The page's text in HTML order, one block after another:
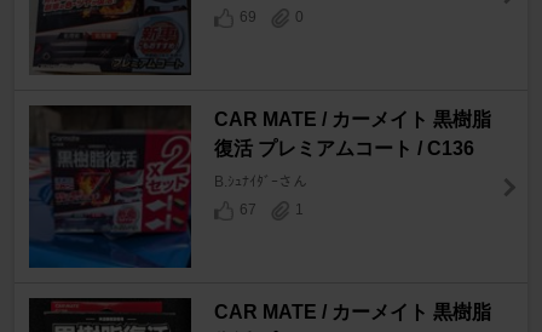
69
0
CAR MATE / カーメイト 黒樹脂
復活 プレミアムコート / C136
B.ｼｭﾅｲﾀﾞｰさん
67
1
CAR MATE / カーメイト 黒樹脂